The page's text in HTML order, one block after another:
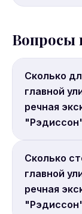
Вопросы
Сколько
главной
речная
Сколько
главной
речная